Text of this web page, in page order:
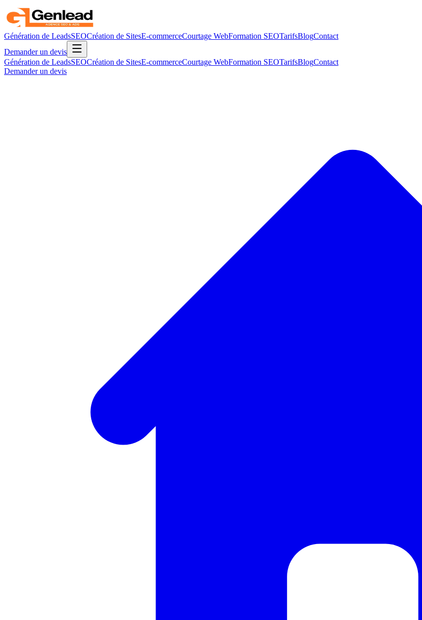
Génération de LeadsSEOCréation de SitesE-commerceCourtage WebFormation SEOTarifsBlogContact
Demander un devis
Génération de LeadsSEOCréation de SitesE-commerceCourtage WebFormation SEOTarifsBlogContact
Demander un devis